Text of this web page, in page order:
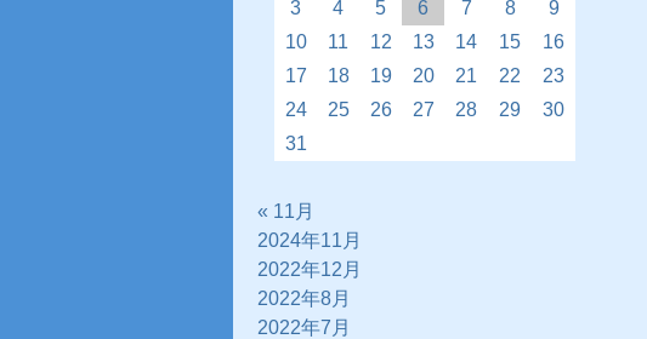
3
4 5 6 7 8
9
10
11 12 13 14 15
16
17
18 19 20 21 22
23
24
25 26 27 28 29
30
31
« 11月
2024年11月
2022年12月
2022年8月
2022年7月